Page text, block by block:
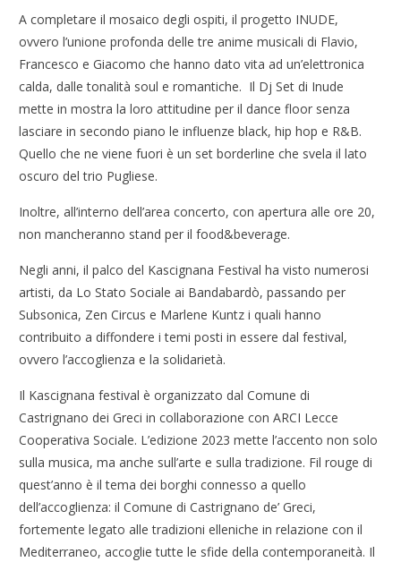
A completare il mosaico degli ospiti, il progetto INUDE,
ovvero l’unione profonda delle tre anime musicali di Flavio,
Francesco e Giacomo che hanno dato vita ad un’elettronica
calda, dalle tonalità soul e romantiche. Il Dj Set di Inude
mette in mostra la loro attitudine per il dance floor senza
lasciare in secondo piano le influenze black, hip hop e R&B.
Quello che ne viene fuori è un set borderline che svela il lato
oscuro del trio Pugliese.
Inoltre, all’interno dell’area concerto, con apertura alle ore 20,
non mancheranno stand per il food&beverage.
Negli anni, il palco del Kascignana Festival ha visto numerosi
artisti, da Lo Stato Sociale ai Bandabardò, passando per
Subsonica, Zen Circus e Marlene Kuntz i quali hanno
contribuito a diffondere i temi posti in essere dal festival,
ovvero l’accoglienza e la solidarietà.
Il Kascignana festival è organizzato dal Comune di
Castrignano dei Greci in collaborazione con ARCI Lecce
Cooperativa Sociale. L’edizione 2023 mette l’accento non solo
sulla musica, ma anche sull’arte e sulla tradizione. Fil rouge di
quest’anno è il tema dei borghi connesso a quello
dell’accoglienza: il Comune di Castrignano de’ Greci,
fortemente legato alle tradizioni elleniche in relazione con il
Mediterraneo, accoglie tutte le sfide della contemporaneità. Il